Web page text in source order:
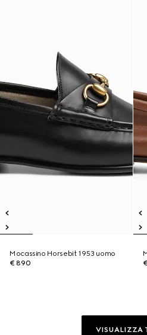
Mocassino Horsebit 1953 uomo
€ 890
VISUALIZZA